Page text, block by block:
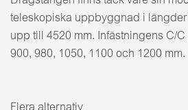
teleskopiska uppbyggnad i längder
upp till 4520 mm. Infästningens C/C
900, 980, 1050, 1100 och 1200 mm.